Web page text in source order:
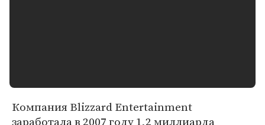
Компания Blizzard Entertainment
заработала в 2007 году 1,2 миллиарда